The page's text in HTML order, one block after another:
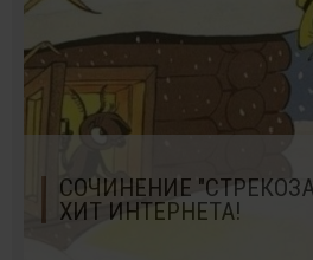
СОЧИНЕНИЕ
ХИТ ИНТЕРНЕТА!